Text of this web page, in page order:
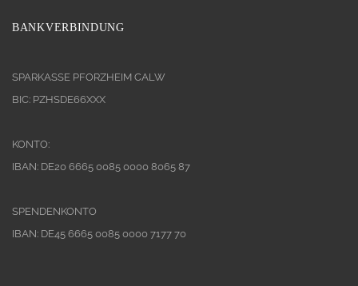
BANKVERBINDUNG
SPARKASSE PFORZHEIM CALW
BIC: PZHSDE66XXX
KONTO:
IBAN: DE20 6665 0085 0000 8065 87
SPENDENKONTO
IBAN: DE45 6665 0085 0000 7177 70